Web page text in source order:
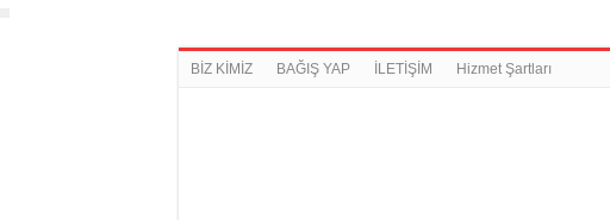
BİZ KİMİZ BAĞIŞ YAP İLETİŞİM Hizmet Şartları